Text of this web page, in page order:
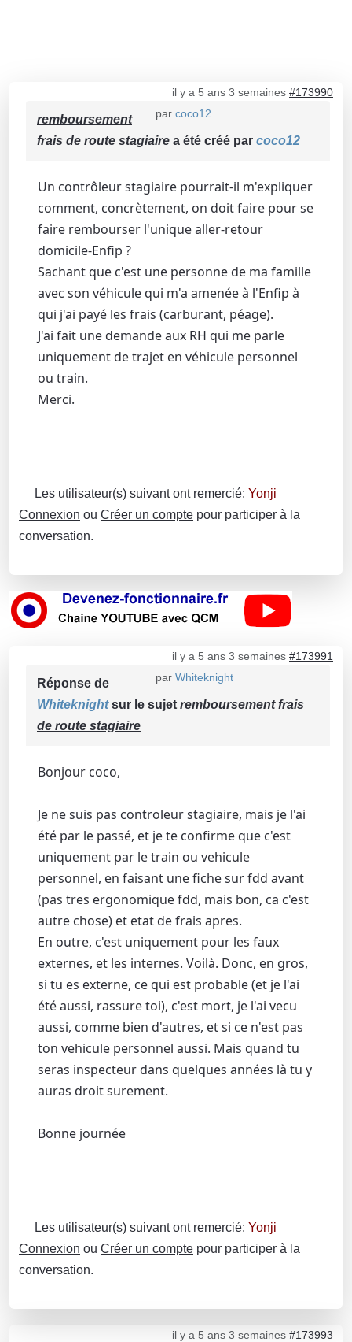
il y a 5 ans 3 semaines #173990
par coco12
remboursement
frais de route stagiaire a été créé par coco12
Un contrôleur stagiaire pourrait-il m'expliquer
comment, concrètement, on doit faire pour se
faire rembourser l'unique aller-retour
domicile-Enfip ?
Sachant que c'est une personne de ma famille
avec son véhicule qui m'a amenée à l'Enfip à
qui j'ai payé les frais (carburant, péage).
J'ai fait une demande aux RH qui me parle
uniquement de trajet en véhicule personnel
ou train.
Merci.
Les utilisateur(s) suivant ont remercié: Yonji
Connexion ou Créer un compte pour participer à la
conversation.
il y a 5 ans 3 semaines #173991
par Whiteknight
Réponse de
Whiteknightsur le sujet remboursement frais
de route stagiaire
Bonjour coco,
Je ne suis pas controleur stagiaire, mais je l'ai
été par le passé, et je te confirme que c'est
uniquement par le train ou vehicule
personnel, en faisant une fiche sur fdd avant
(pas tres ergonomique fdd, mais bon, ca c'est
autre chose) et etat de frais apres.
En outre, c'est uniquement pour les faux
externes, et les internes. Voilà. Donc, en gros,
si tu es externe, ce qui est probable (et je l'ai
été aussi, rassure toi), c'est mort, je l'ai vecu
aussi, comme bien d'autres, et si ce n'est pas
ton vehicule personnel aussi. Mais quand tu
seras inspecteur dans quelques années là tu y
auras droit surement.
Bonne journée
Les utilisateur(s) suivant ont remercié: Yonji
Connexion ou Créer un compte pour participer à la
conversation.
il y a 5 ans 3 semaines #173993